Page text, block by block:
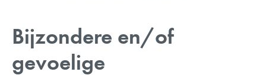
Bijzondere en/of
gevoelige